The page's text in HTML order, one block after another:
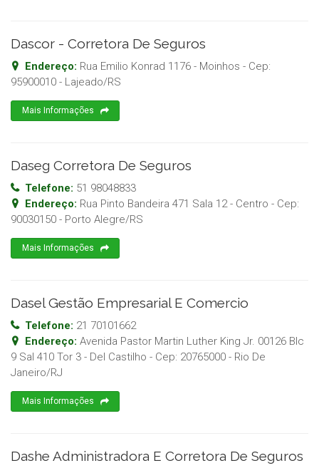
Dascor - Corretora De Seguros
Endereço: Rua Emilio Konrad 1176 - Moinhos - Cep:
95900010 - Lajeado/RS
Mais Informações
Daseg Corretora De Seguros
Telefone: 51 98048833
Endereço: Rua Pinto Bandeira 471 Sala 12 - Centro - Cep:
90030150 - Porto Alegre/RS
Mais Informações
Dasel Gestão Empresarial E Comercio
Telefone: 21 70101662
Endereço: Avenida Pastor Martin Luther King Jr. 00126 Blc
9 Sal 410 Tor 3 - Del Castilho - Cep: 20765000 - Rio De
Janeiro/RJ
Mais Informações
Dashe Administradora E Corretora De Seguros